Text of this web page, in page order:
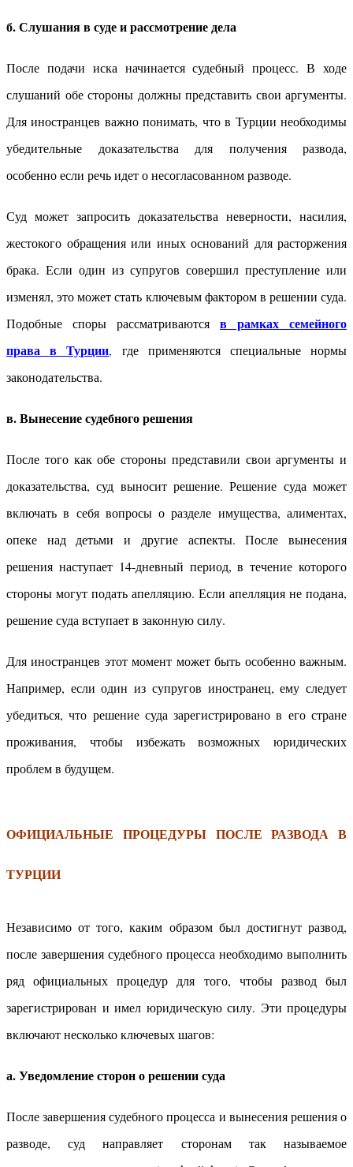
б. Слушания в суде и рассмотрение дела
После подачи иска начинается судебный процесс. В ходе
слушаний обе стороны должны представить свои аргументы.
Для иностранцев важно понимать, что в Турции необходимы
убедительные доказательства для получения развода,
особенно если речь идет о несогласованном разводе.
Суд может запросить доказательства неверности, насилия,
жестокого обращения или иных оснований для расторжения
брака. Если один из супругов совершил преступление или
изменял, это может стать ключевым фактором в решении суда.
Подобные споры рассматриваются в рамках семейного
права в Турции, где применяются специальные нормы
законодательства.
в. Вынесение судебного решения
После того как обе стороны представили свои аргументы и
доказательства, суд выносит решение. Решение суда может
включать в себя вопросы о разделе имущества, алиментах,
опеке над детьми и другие аспекты. После вынесения
решения наступает 14-дневный период, в течение которого
стороны могут подать апелляцию. Если апелляция не подана,
решение суда вступает в законную силу.
Для иностранцев этот момент может быть особенно важным.
Например, если один из супругов иностранец, ему следует
убедиться, что решение суда зарегистрировано в его стране
проживания, чтобы избежать возможных юридических
проблем в будущем.
ОФИЦИАЛЬНЫЕ ПРОЦЕДУРЫ ПОСЛЕ РАЗВОДА В
ТУРЦИИ
Независимо от того, каким образом был достигнут развод,
после завершения судебного процесса необходимо выполнить
ряд официальных процедур для того, чтобы развод был
зарегистрирован и имел юридическую силу. Эти процедуры
включают несколько ключевых шагов:
а. Уведомление сторон о решении суда
После завершения судебного процесса и вынесения решения о
разводе, суд направляет сторонам так называемое